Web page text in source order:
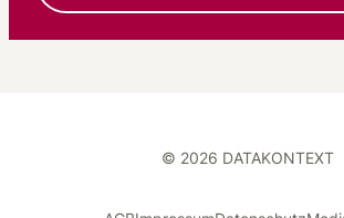
© 2026 DATAKONTEXT